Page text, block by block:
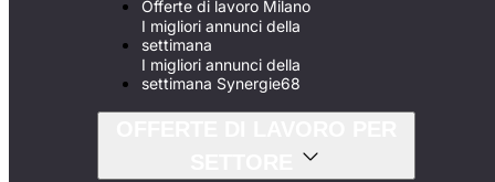
Offerte di lavoro Milano
I migliori annunci della
settimana
I migliori annunci della
settimana Synergie68